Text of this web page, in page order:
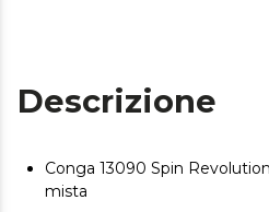
Descrizione
Conga 13090 Spin
mista